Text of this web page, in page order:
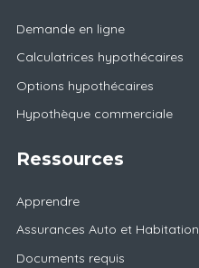
Demande en ligne
Calculatrices hypothécaires
Options hypothécaires
Hypothèque commerciale
Ressources
Apprendre
Assurances Auto et Habitation
Documents requis